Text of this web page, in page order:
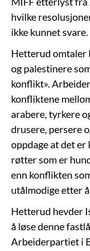
hvilke
ikke kunnet svare.
Hetterud omtaler
og palestinere
konflikt».
konfliktene
arabere, tyrkere
drusere, persere
oppdage at det
røtter som er
enn konflikten
utålmodige etter å
Hetterud hevder
å løse denne
Arbeiderpartiet i